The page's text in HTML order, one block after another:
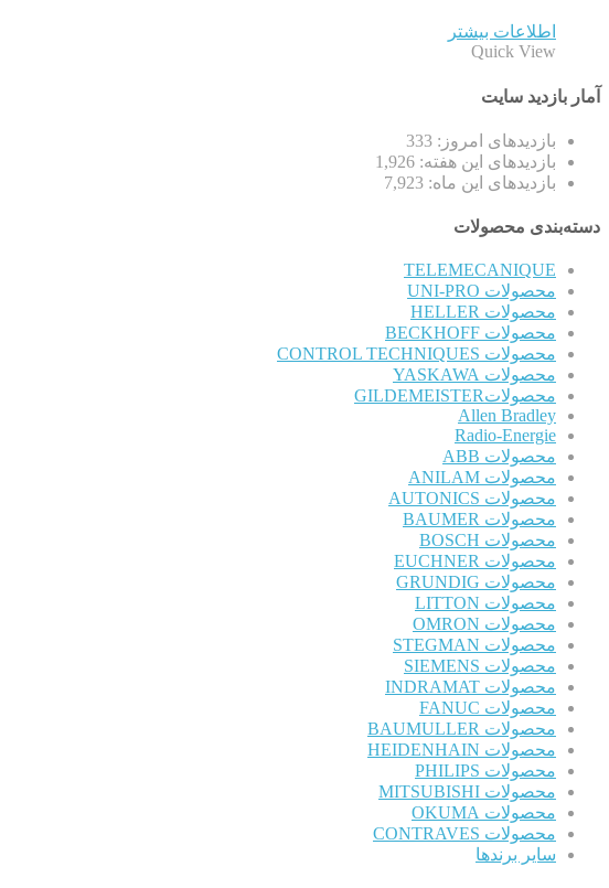
اطلاعات بیشتر
Quick View
آمار بازدید سایت
بازدیدهای امروز: 333
بازدیدهای این هفته: 1,926
بازدیدهای این ماه: 7,923
دسته‌بندی محصولات
TELEMECANIQUE
محصولات UNI-PRO
محصولات HELLER
محصولات BECKHOFF
محصولات CONTROL TECHNIQUES
محصولات YASKAWA
محصولاتGILDEMEISTER
Allen Bradley
Radio-Energie
محصولات ABB
محصولات ANILAM
محصولات AUTONICS
محصولات BAUMER
محصولات BOSCH
محصولات EUCHNER
محصولات GRUNDIG
محصولات LITTON
محصولات OMRON
محصولات STEGMAN
محصولات SIEMENS
محصولات INDRAMAT
محصولات FANUC
محصولات BAUMULLER
محصولات HEIDENHAIN
محصولات PHILIPS
محصولات MITSUBISHI
محصولات OKUMA
محصولات CONTRAVES
سایر برندها